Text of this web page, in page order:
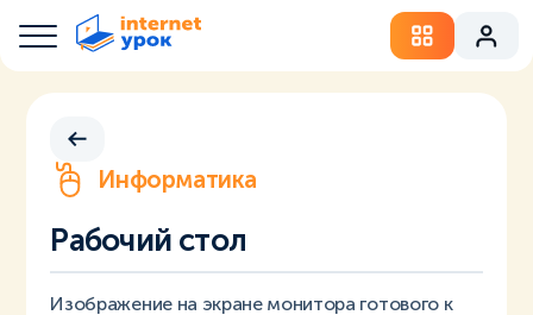
Информатика
Рабочий стол
Изображение на экране монитора готового к